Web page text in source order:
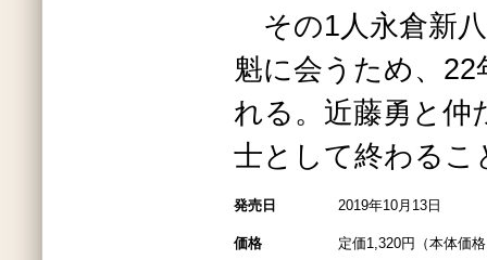
その1人永倉新
魁に会うため、
れる。近藤勇と仲
士として終わる
発売日 2019年10月13日
価格 定価1,320円（本体価